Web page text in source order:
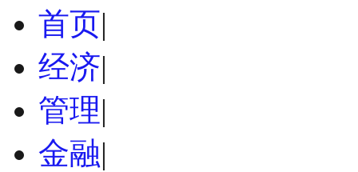
首页|
经济|
管理|
金融|